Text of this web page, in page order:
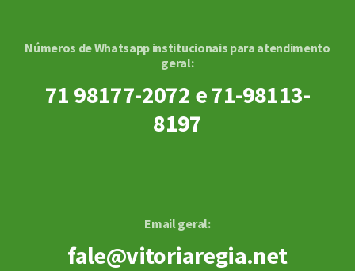
Números de Whatsapp institucionais para atendimento
geral:
71 98177-2072 e 71-98113-
8197
Email geral:
fale@vitoriaregia.net